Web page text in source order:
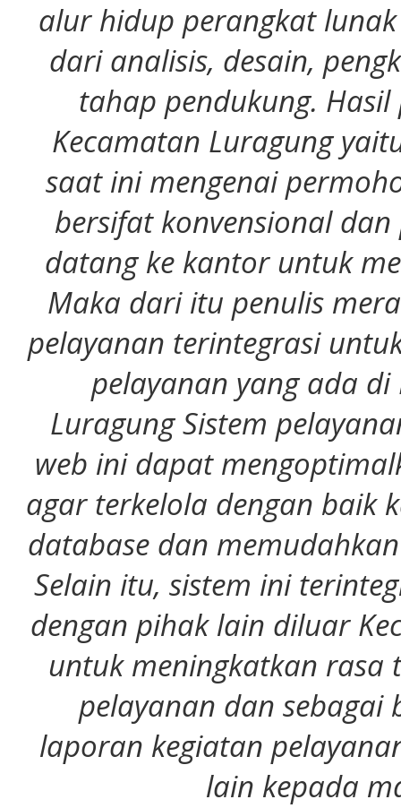
alur hidup perangkat
dari analisis, desain,
tahap pendukung.
Kecamatan Luragung
saat ini mengenai
bersifat konvensional
datang ke kantor untuk
Maka dari itu penulis
pelayanan terintegrasi
pelayanan yang ada
Luragung Sistem
web ini dapat
agar terkelola dengan baik
database dan
Selain itu, sistem ini
dengan pihak lain diluar
untuk meningkatkan rasa
pelayanan dan sebagai
laporan kegiatan
lain kepada